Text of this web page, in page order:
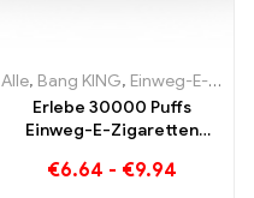
,Einweg-E-
Alle, Bang KING, Einweg-E-Zigaretten Litauen
Erlebe 30000 Puffs
Einweg-E-Zigaretten
Ice trifft auf Strawberry
€6.64 - €9.94